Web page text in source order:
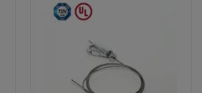
أشرطة فيديو